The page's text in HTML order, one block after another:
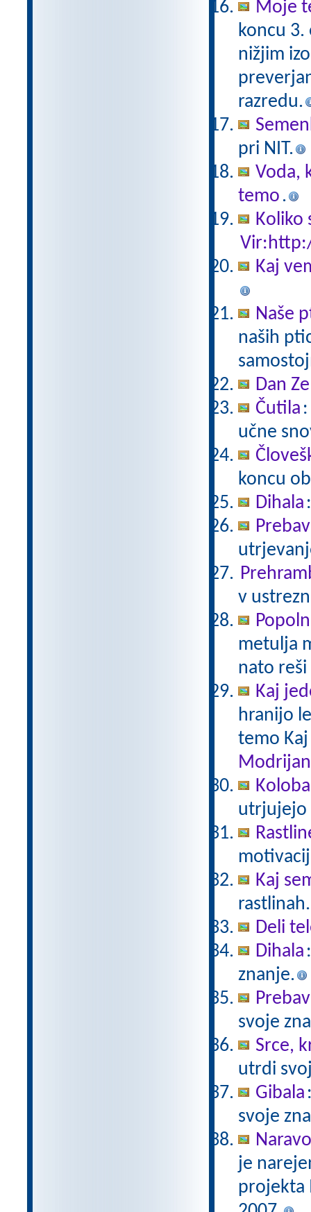
Moje
koncu 3.
nižjim
razredu.
pri NIT.
Voda,
temo.
Koliko
Kaj
Naše
naših
Dan
Čutila
učne
koncu
Dihala
v
metulja
nato
Kaj
hranijo
temo
Modrijan
utrjujejo
Kaj
Deli
Dihala
znanje.
svoje
Srce,
utrdi
Gibala
svoje
je
projekta